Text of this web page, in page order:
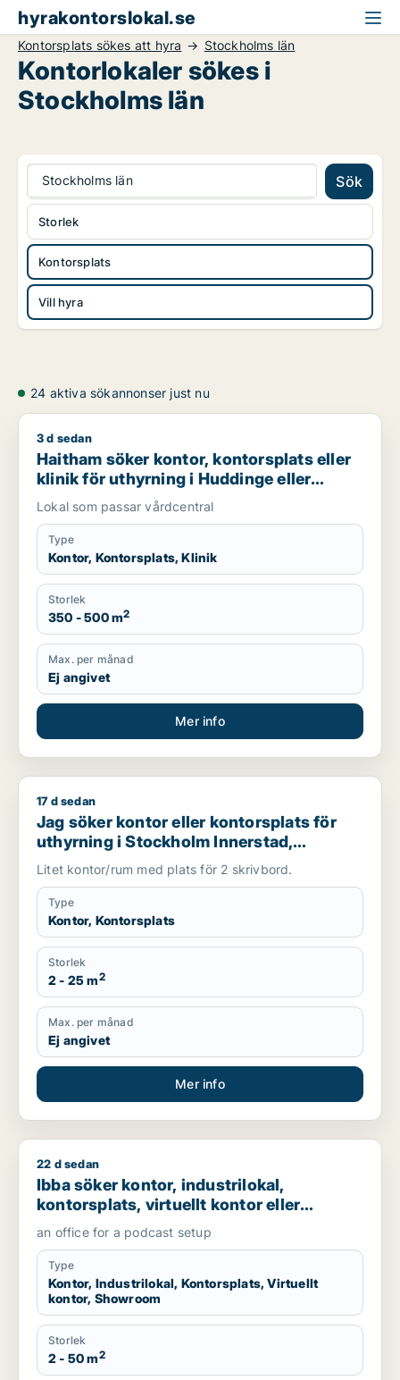
hyrakontorslokal.se
Kontorsplats sökes att hyra Stockholms län
Kontorlokaler sökes i
Stockholms län
Stockholms län Sök
Kontorsplats
Vill hyra
Storlek
24 aktiva sökannonser just nu
Haitham söker kontor, kontorsplats eller klinik för uthyrning
3 d sedan
Haitham söker kontor, kontorsplats eller
klinik för uthyrning i Huddinge eller
Botkyrka
Lokal som passar vårdcentral
Type
Kontor, Kontorsplats, Klinik
Storlek
350 - 500 m2
Max. per månad
Ej angivet
Mer info
Jag söker kontor eller kontorsplats för uthyrning i
17 d sedan
Jag söker kontor eller kontorsplats för
uthyrning i Stockholm Innerstad,
Kungsholmen eller Vasastan m.fl.
Litet kontor/rum med plats för 2 skrivbord.
Type
Kontor, Kontorsplats
Storlek
2 - 25 m2
Max. per månad
Ej angivet
Mer info
Ibba söker kontor, industrilokal, kontorsplats, virtuellt
22 d sedan
Ibba söker kontor, industrilokal,
kontorsplats, virtuellt kontor eller
showroom för uthyrning i
Hammarbyhamnen
an office for a podcast setup
Type
Kontor, Industrilokal, Kontorsplats, Virtuellt
kontor, Showroom
Storlek
2 - 50 m2